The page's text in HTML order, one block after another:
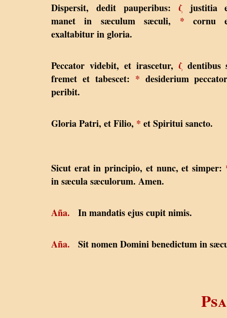
Dispersit, dedit pauperibus: ζjustitia
manet in sæculum sæculi, * cornu
exaltabitur in gloria.
Peccator videbit, et irascetur, ζdentibus
fremet et tabescet: * desiderium
peribit.
Gloria Patri, et Filio, * et Spiritui sancto.
Sicut erat in principio, et nunc, et simper:
in sæcula sæculorum. Amen.
Aña. In mandatis ejus cupit nimis.
Aña. Sit nomen Domini benedictum in